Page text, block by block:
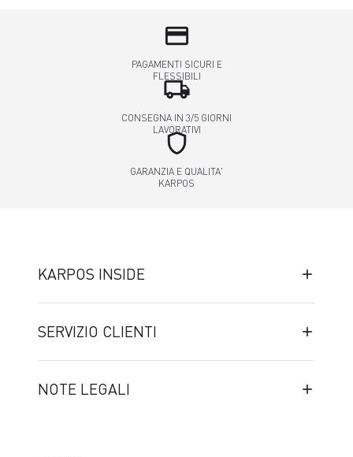
credit_card
PAGAMENTI SICURI E
FLESSIBILI
local_shipping
CONSEGNA IN 3/5 GIORNI
LAVORATIVI
shield
GARANZIA E QUALITA'
KARPOS
KARPOS INSIDE
SERVIZIO CLIENTI
NOTE LEGALI